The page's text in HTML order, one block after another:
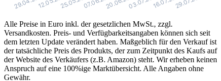
Alle Preise in Euro inkl. der gesetzlichen MwSt., zzgl.
Versandkosten. Preis- und Verfügbarkeitsangaben können sich seit
dem letzten Update verändert haben. Maßgeblich für den Verkauf ist
der tatsächliche Preis des Produkts, der zum Zeitpunkt des Kaufs auf
der Website des Verkäufers (z.B. Amazon) steht. Wir erheben keinen
Anspruch auf eine 100%ige Marktübersicht. Alle Angaben ohne
Gewähr.